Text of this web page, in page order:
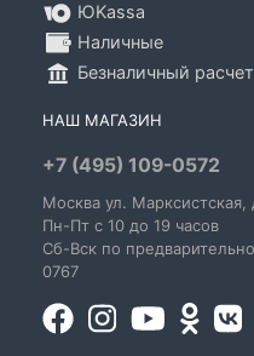
ЮKassa
Наличные
Безналичный расчет
НАШ МАГАЗИН
+7 (495) 109-0572
Москва ул. Марксистская
Пн-Пт c 10 до 19 часов
Сб-Вск по
0767